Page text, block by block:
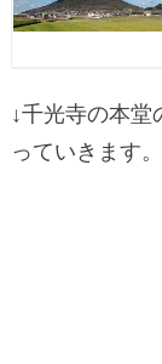
↓千光寺の本
っていきます。